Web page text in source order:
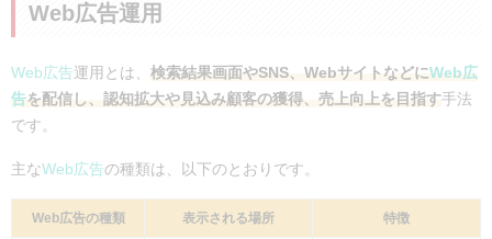
Web広告運用
Web広告運用とは、 検索結果画面やSNS、WebサイトなどにWeb広
告を配信し、認知拡大や見込み顧客の獲得、売上向上を目指す手法
です。
主なWeb広告の種類は、以下のとおりです。
Web広告の種類 表示される場所 特徴